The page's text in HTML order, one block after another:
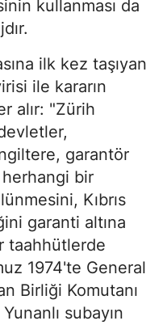
kullanması da
ilk kez taşıyan
ile kararın
alır: "Zürih
garantör
herhangi bir
Kıbrıs
garanti altına
taahhütlerde
1974'te General
Birliği Komutanı
subayın